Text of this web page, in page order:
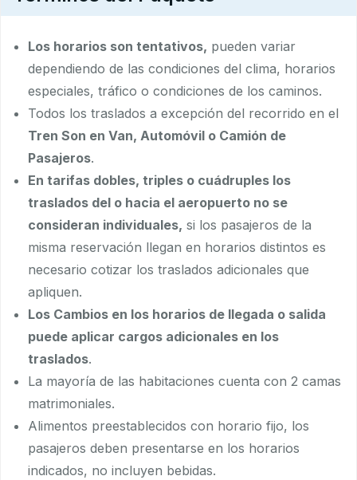
Los horarios son tentativos, pueden variar
dependiendo de las condiciones del clima, horarios
especiales, tráfico o condiciones de los caminos.
Todos los traslados a excepción del recorrido en el
Tren Son en Van, Automóvil o Camión de
Pasajeros.
En tarifas dobles, triples o cuádruples los
traslados del o hacia el aeropuerto no se
consideran individuales, si los pasajeros de la
misma reservación llegan en horarios distintos es
necesario cotizar los traslados adicionales que
apliquen.
Los Cambios en los horarios de llegada o salida
puede aplicar cargos adicionales en los
traslados.
La mayoría de las habitaciones cuenta con 2 camas
matrimoniales.
Alimentos preestablecidos con horario fijo, los
pasajeros deben presentarse en los horarios
indicados, no incluyen bebidas.